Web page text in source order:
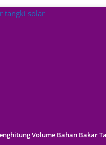
Volume Bahan Bakar